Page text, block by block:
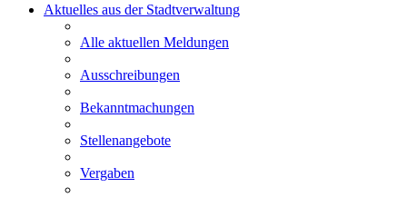
Aktuelles aus der Stadtverwaltung
Alle aktuellen Meldungen
Ausschreibungen
Bekanntmachungen
Stellenangebote
Vergaben